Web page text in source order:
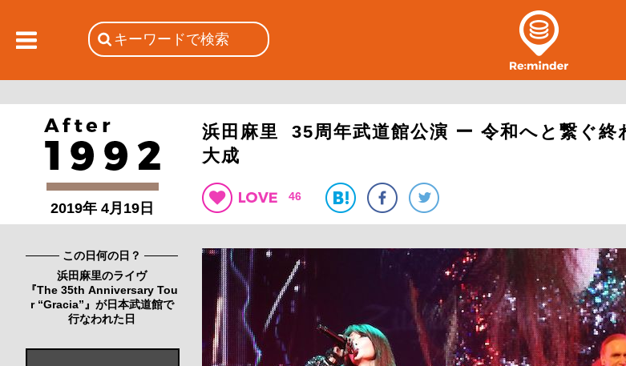
2019年 4月19日
浜田麻里 35周年武道館公演 ー 令和へと繋ぐ終
大成
46
この日何の日？
浜田麻里のライヴ
『The 35th Anniversary Tou
r “Gracia”』が日本武道館で
行なわれた日